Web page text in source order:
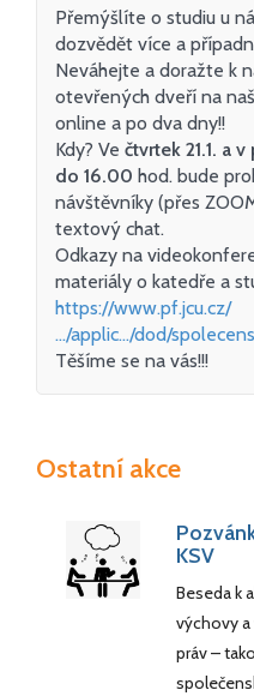
Přemýšlíte o studiu u
dozvědět více a
Neváhejte a doražte k
otevřených dveří na
online a po dva dny!!
Kdy? Ve čtvrtek 21.1. a v
do 16.00 hod. bude
návštěvníky (přes
textový chat.
Odkazy na
materiály o katedře a
https://www.pf.jcu.cz/
…/applic…/dod/
Těšíme se na vás!!!
Ostatní akce
KSV
Beseda k
výchovy a
práv –